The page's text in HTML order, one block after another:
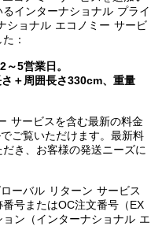
インターナショナル プライ
ショナル エコノミー サービ
：
2～5営業日。
＋周囲長さ330cm、重量
サービスを含む最新の料金
ご覧いただけます。最新料
き、お客様の発送ニーズに
ーバル リターン サービス
号またはOC注文番号（EX
ン（インターナショナル エ